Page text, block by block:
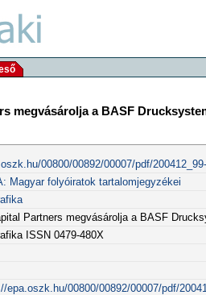
megvásárolja a BASF
00800/00892/00007/pdf/
Magyar folyóiratok tartalomjegyzékei
Partners megvásárolja a BASF
ISSN 0479-480X
epa.oszk.hu/00800/00892/00007/pdf/